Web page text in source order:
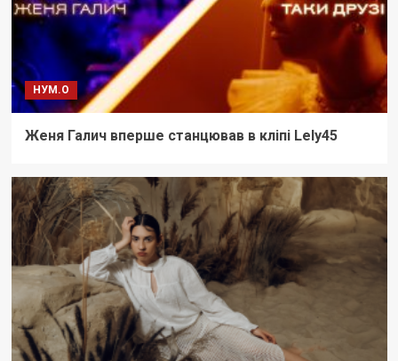
НУМ.О
Женя Галич вперше станцював в кліпі Lely45